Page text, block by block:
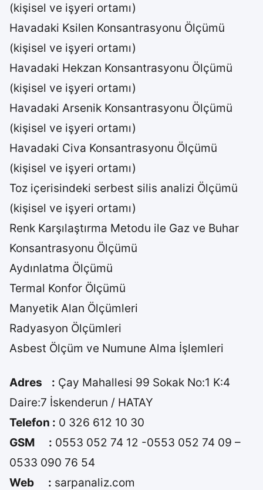
(kişisel ve işyeri ortamı)
Havadaki Ksilen Konsantrasyonu Ölçümü
(kişisel ve işyeri ortamı)
Havadaki Hekzan Konsantrasyonu Ölçümü
(kişisel ve işyeri ortamı)
Havadaki Arsenik Konsantrasyonu Ölçümü
(kişisel ve işyeri ortamı)
Havadaki Civa Konsantrasyonu Ölçümü
(kişisel ve işyeri ortamı)
Toz içerisindeki serbest silis analizi Ölçümü
(kişisel ve işyeri ortamı)
Renk Karşılaştırma Metodu ile Gaz ve Buhar
Konsantrasyonu Ölçümü
Aydınlatma Ölçümü
Termal Konfor Ölçümü
Manyetik Alan Ölçümleri
Radyasyon Ölçümleri
Asbest Ölçüm ve Numune Alma İşlemleri
Adres : Çay Mahallesi 99 Sokak No:1 K:4
Daire:7 İskenderun / HATAY
Telefon : 0 326 612 10 30
GSM : 0553 052 74 12 -0553 052 74 09 –
0533 090 76 54
Web : sarpanaliz.com